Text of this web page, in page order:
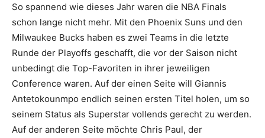
So spannend wie dieses Jahr waren die NBA Finals
schon lange nicht mehr. Mit den Phoenix Suns und den
Milwaukee Bucks haben es zwei Teams in die letzte
Runde der Playoffs geschafft, die vor der Saison nicht
unbedingt die Top-Favoriten in ihrer jeweiligen
Conference waren. Auf der einen Seite will Giannis
Antetokounmpo endlich seinen ersten Titel holen, um so
seinem Status als Superstar vollends gerecht zu werden.
Auf der anderen Seite möchte Chris Paul, der